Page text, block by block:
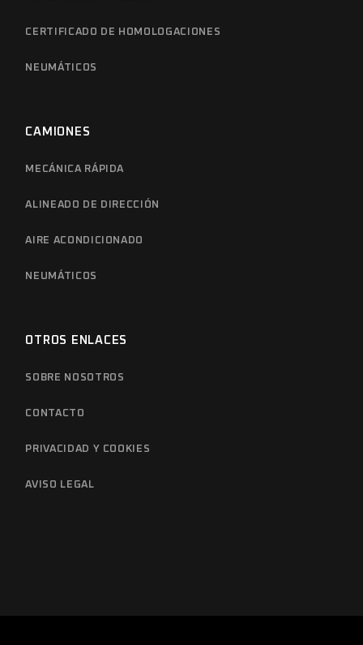
CERTIFICADO DE HOMOLOGACIONES
NEUMÁTICOS
CAMIONES
MECÁNICA RÁPIDA
ALINEADO DE DIRECCIÓN
AIRE ACONDICIONADO
NEUMÁTICOS
OTROS ENLACES
SOBRE NOSOTROS
CONTACTO
PRIVACIDAD Y COOKIES
AVISO LEGAL